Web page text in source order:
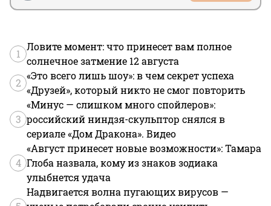
1
Ловите момент: что принесет вам полное
солнечное затмение 12 августа
2
«Это всего лишь шоу»: в чем секрет успеха
«Друзей», который никто не смог повторить
3
«Минус — слишком много спойлеров»:
российский ниндзя-скульптор снялся в
сериале «Дом Дракона». Видео
4
«Август принесет новые возможности»: Тамара
Глоба назвала, кому из знаков зодиака
улыбнется удача
Надвигается волна пугающих вирусов —